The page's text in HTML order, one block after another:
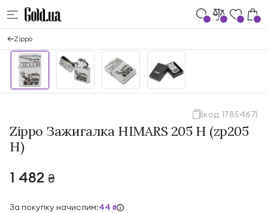
Zippo
(код 1785467)
Zippo Зажигалка HIMARS 205 H (zp205
H)
1 482 ₴
За покупку начислим:44 ₴